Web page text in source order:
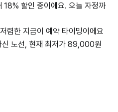
18% 할인 중이에요. 오늘 자정까
렴한 지금이 예약 타이밍이에요
신 노선, 현재 최저가 89,000원